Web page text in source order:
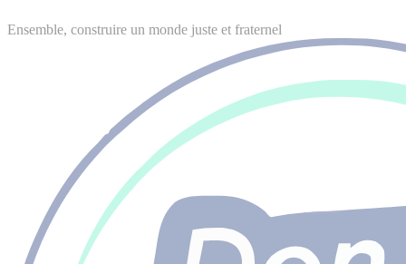
Ensemble, construire un monde juste et fraternel